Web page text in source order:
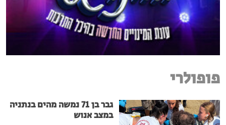
פופולרי
גבר בן 71 נמשה מהים בנתניה
במצב אנוש